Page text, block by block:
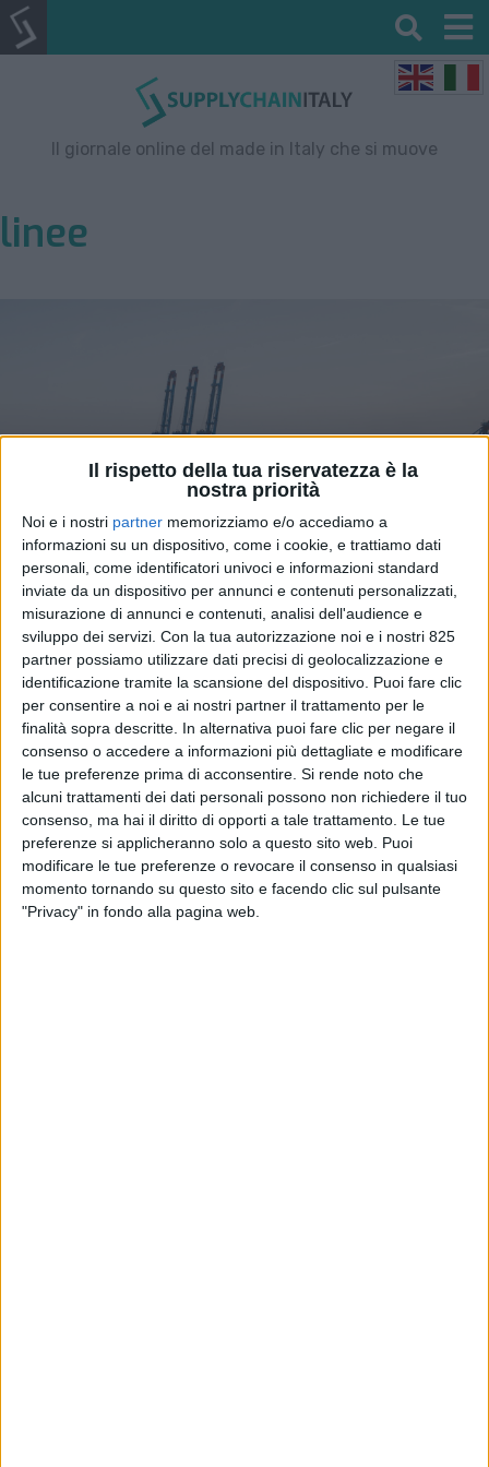
Il rispetto della tua riservatezza è la
nostra priorità
Noi e i nostri partner memorizziamo e/o accediamo a
informazioni su un dispositivo, come i cookie, e trattiamo dati
personali, come identificatori univoci e informazioni standard
inviate da un dispositivo per annunci e contenuti personalizzati,
misurazione di annunci e contenuti, analisi dell'audience e
sviluppo dei servizi. Con la tua autorizzazione noi e i nostri 825
partner possiamo utilizzare dati precisi di geolocalizzazione e
identificazione tramite la scansione del dispositivo. Puoi fare clic
per consentire a noi e ai nostri partner il trattamento per le
finalità sopra descritte. In alternativa puoi fare clic per negare il
consenso o accedere a informazioni più dettagliate e modificare
le tue preferenze prima di acconsentire. Si rende noto che
alcuni trattamenti dei dati personali possono non richiedere il tuo
consenso, ma hai il diritto di opporti a tale trattamento. Le tue
preferenze si applicheranno solo a questo sito web. Puoi
modificare le tue preferenze o revocare il consenso in qualsiasi
momento tornando su questo sito e facendo clic sul pulsante
"Privacy" in fondo alla pagina web.
Il giornale online del made in Italy che si muove
linee
La linea container di Maersk e
Hapag Lloyd dalla Cina si
trasferisce
temporaneamente a Vado
Ligure
TRASPORTI 2 AGOSTO 2025